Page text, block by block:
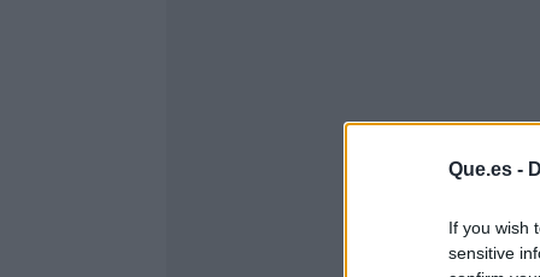
Que.es -
If you wish
sensitive